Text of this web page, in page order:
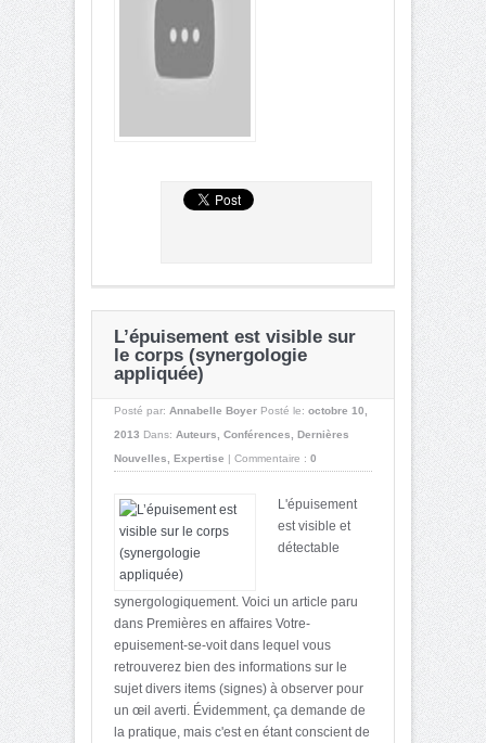
L’épuisement est visible sur
le corps (synergologie
appliquée)
Posté par: Annabelle Boyer Posté le: octobre 10,
2013 Dans: Auteurs Conférences
Dernières
Nouvelles
Expertise | Commentaire : 0
L'épuisement
est visible et
détectable
synergologiquement. Voici un article paru
dans Premières en affaires Votre-
epuisement-se-voit dans lequel vous
retrouverez bien des informations sur le
sujet divers items (signes) à observer pour
un œil averti. Évidemment, ça demande de
la pratique, mais c'est en étant conscient de